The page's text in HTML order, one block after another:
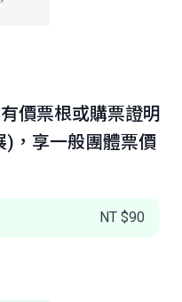
價票根或購票證明
)，享一般團體票價
NT $90